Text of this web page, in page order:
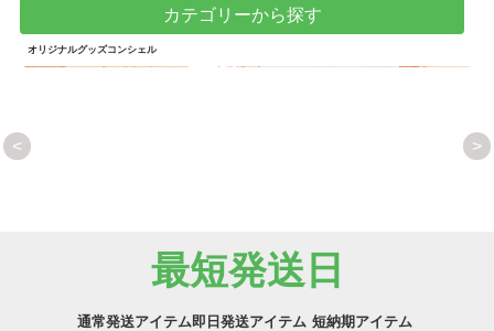
カテゴリーから探す
オリジナルグッズコンシェル
< >
最短発送日
通常発送アイテム即日発送アイテム 短納期アイテム